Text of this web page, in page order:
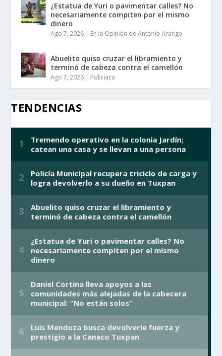
¿Estatua de Yuri o pavimentar calles? No
necesariamente compiten por el mismo
dinero
Ago 7, 2026 | En la Opinión de Antonio Arango
Abuelito quiso cruzar el libramiento y
terminó de cabeza contra el camellón
Ago 7, 2026 | Policiaca
TENDENCIAS